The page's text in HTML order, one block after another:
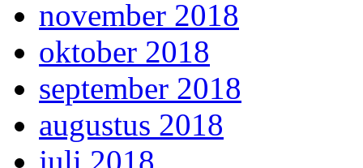
november 2018
oktober 2018
september 2018
augustus 2018
juli 2018